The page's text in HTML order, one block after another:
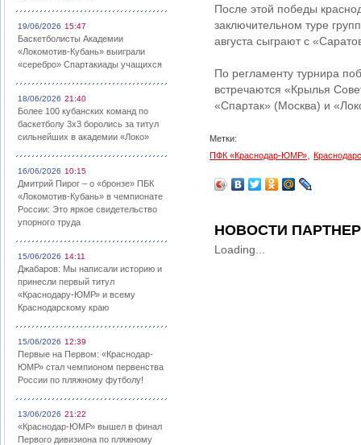
19/06/2026 15:47
Баскетболисты Академии
«Локомотив-Кубань» выиграли
«серебро» Спартакиады учащихся
18/06/2026 21:40
Более 100 кубанских команд по
баскетболу 3х3 боролись за титул
сильнейших в академии «Локо»
16/06/2026 10:15
Дмитрий Пирог – о «бронзе» ПБК
«Локомотив-Кубань» в чемпионате
России: Это яркое свидетельство
упорного труда
15/06/2026 14:11
Джабаров: Мы написали историю и
принесли первый титул
«Краснодару-ЮМР» и всему
Краснодарскому краю
15/06/2026 12:39
Первые на Первом: «Краснодар-
ЮМР» стал чемпионом первенства
России по пляжному футболу!
13/06/2026 21:22
«Краснодар-ЮМР» вышел в финал
Первого дивизиона по пляжному
После этой победы
заключительном туре
августа сыграют с
По регламенту турнира
встречаются «Крылья
«Спартак» (Москва) и
Метки:
ПФК «Краснодар-ЮМР»
НОВОСТИ
Loading...